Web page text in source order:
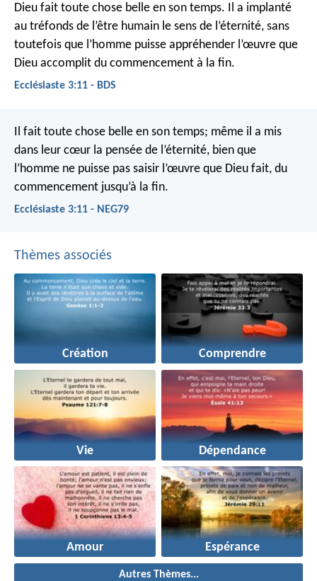
Dieu fait toute chose belle en son temps. Il a implanté
au tréfonds de l’être humain le sens de l’éternité, sans
toutefois que l’homme puisse appréhender l’œuvre que
Dieu accomplit du commencement à la fin.
Ecclésiaste 3:11 - BDS
Il fait toute chose belle en son temps; même il a mis
dans leur cœur la pensée de l’éternité, bien que
l’homme ne puisse pas saisir l’œuvre que Dieu fait, du
commencement jusqu’à la fin.
Ecclésiaste 3:11 - NEG79
Thèmes associés
Création Comprendre
Vie Dépendance
Amour Espérance
Autres Thèmes...